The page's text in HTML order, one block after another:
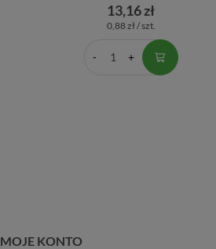
13,16 zł
0,88 zł / szt.
MOJE KONTO